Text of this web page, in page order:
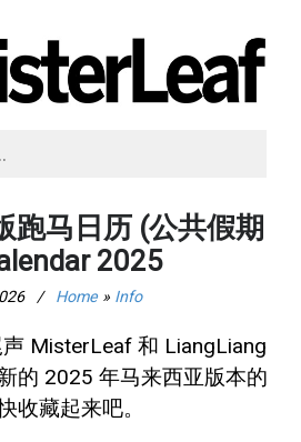
跑马日历 (公共假期
2025
/ Home» Info
MisterLeaf 和 LiangLiang
的 2025 年马来西亚版本的
收藏起来吧。